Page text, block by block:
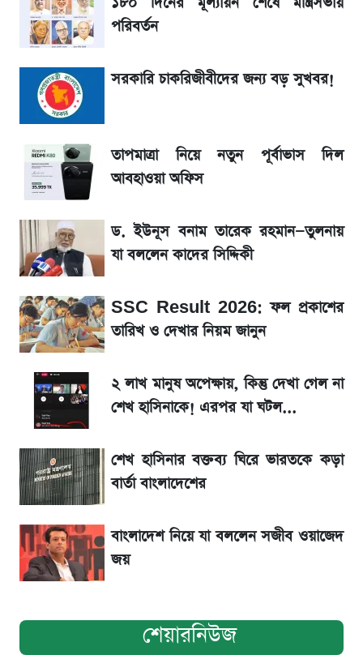
জেনে নিন আজকের সোনা ও রুপার সর্বশেষ দাম
আগে দেখে নিন, আজকের সোনার নতুন দাম
তাপমাত্রা নিয়ে নতুন পূর্বাভাস দিল আবহাওয়া অফিস
টিভিতে আজকের খেলা (৭ আগস্ট)
সৌদিতে বাংলাদেশিদের আকামা নবায়নে বদলে গেল
নিয়ম
La Liga 2026-2027: সর্বশেষ পয়েন্ট টেবিল ও
খবর
একদিনের ব্যবধানে আজকের সোনার দাম
ড. ইউনূস বনাম তারেক রহমান—তুলনায় যা বললেন
কাদের সিদ্দিকী
পরিবর্তন
সরকারি চাকরিজীবীদের জন্য বড় সুখবর!
তাপমাত্রা নিয়ে নতুন পূর্বাভাস দিল
আবহাওয়া অফিস
ড. ইউনূস বনাম তারেক রহমান—তুলনায়
যা বললেন কাদের সিদ্দিকী
SSC Result 2026: ফল প্রকাশের
তারিখ ও দেখার নিয়ম জানুন
২ লাখ মানুষ অপেক্ষায়, কিন্তু দেখা গেল না
শেখ হাসিনাকে! এরপর যা ঘটল...
শেখ হাসিনার বক্তব্য ঘিরে ভারতকে কড়া
বার্তা বাংলাদেশের
বাংলাদেশ নিয়ে যা বললেন সজীব ওয়াজেদ
জয়
শেয়ারনিউজ